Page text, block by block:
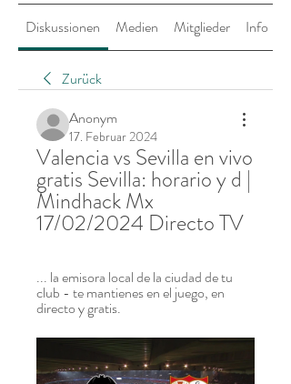
Diskussionen Medien Mitglieder Info
Zurück
Anonym
17. Februar 2024
Valencia vs Sevilla en vivo
gratis Sevilla: horario y d |
Mindhack Mx
17/02/2024 Directo TV
... la emisora local de la ciudad de tu
club - te mantienes en el juego, en
directo y gratis.